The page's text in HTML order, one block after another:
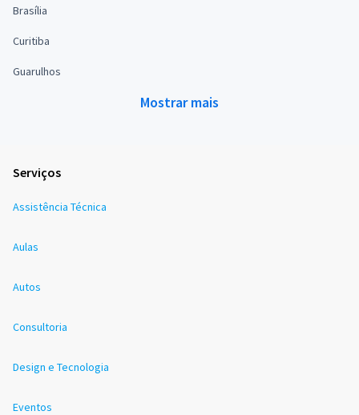
Brasília
Curitiba
Guarulhos
Mostrar mais
Serviços
Assistência Técnica
Aulas
Autos
Consultoria
Design e Tecnologia
Eventos